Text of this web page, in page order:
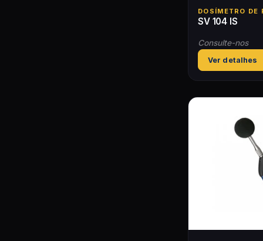
DOSÍMETRO DE
SV 104 IS
Consulte-nos
Ver detalhes